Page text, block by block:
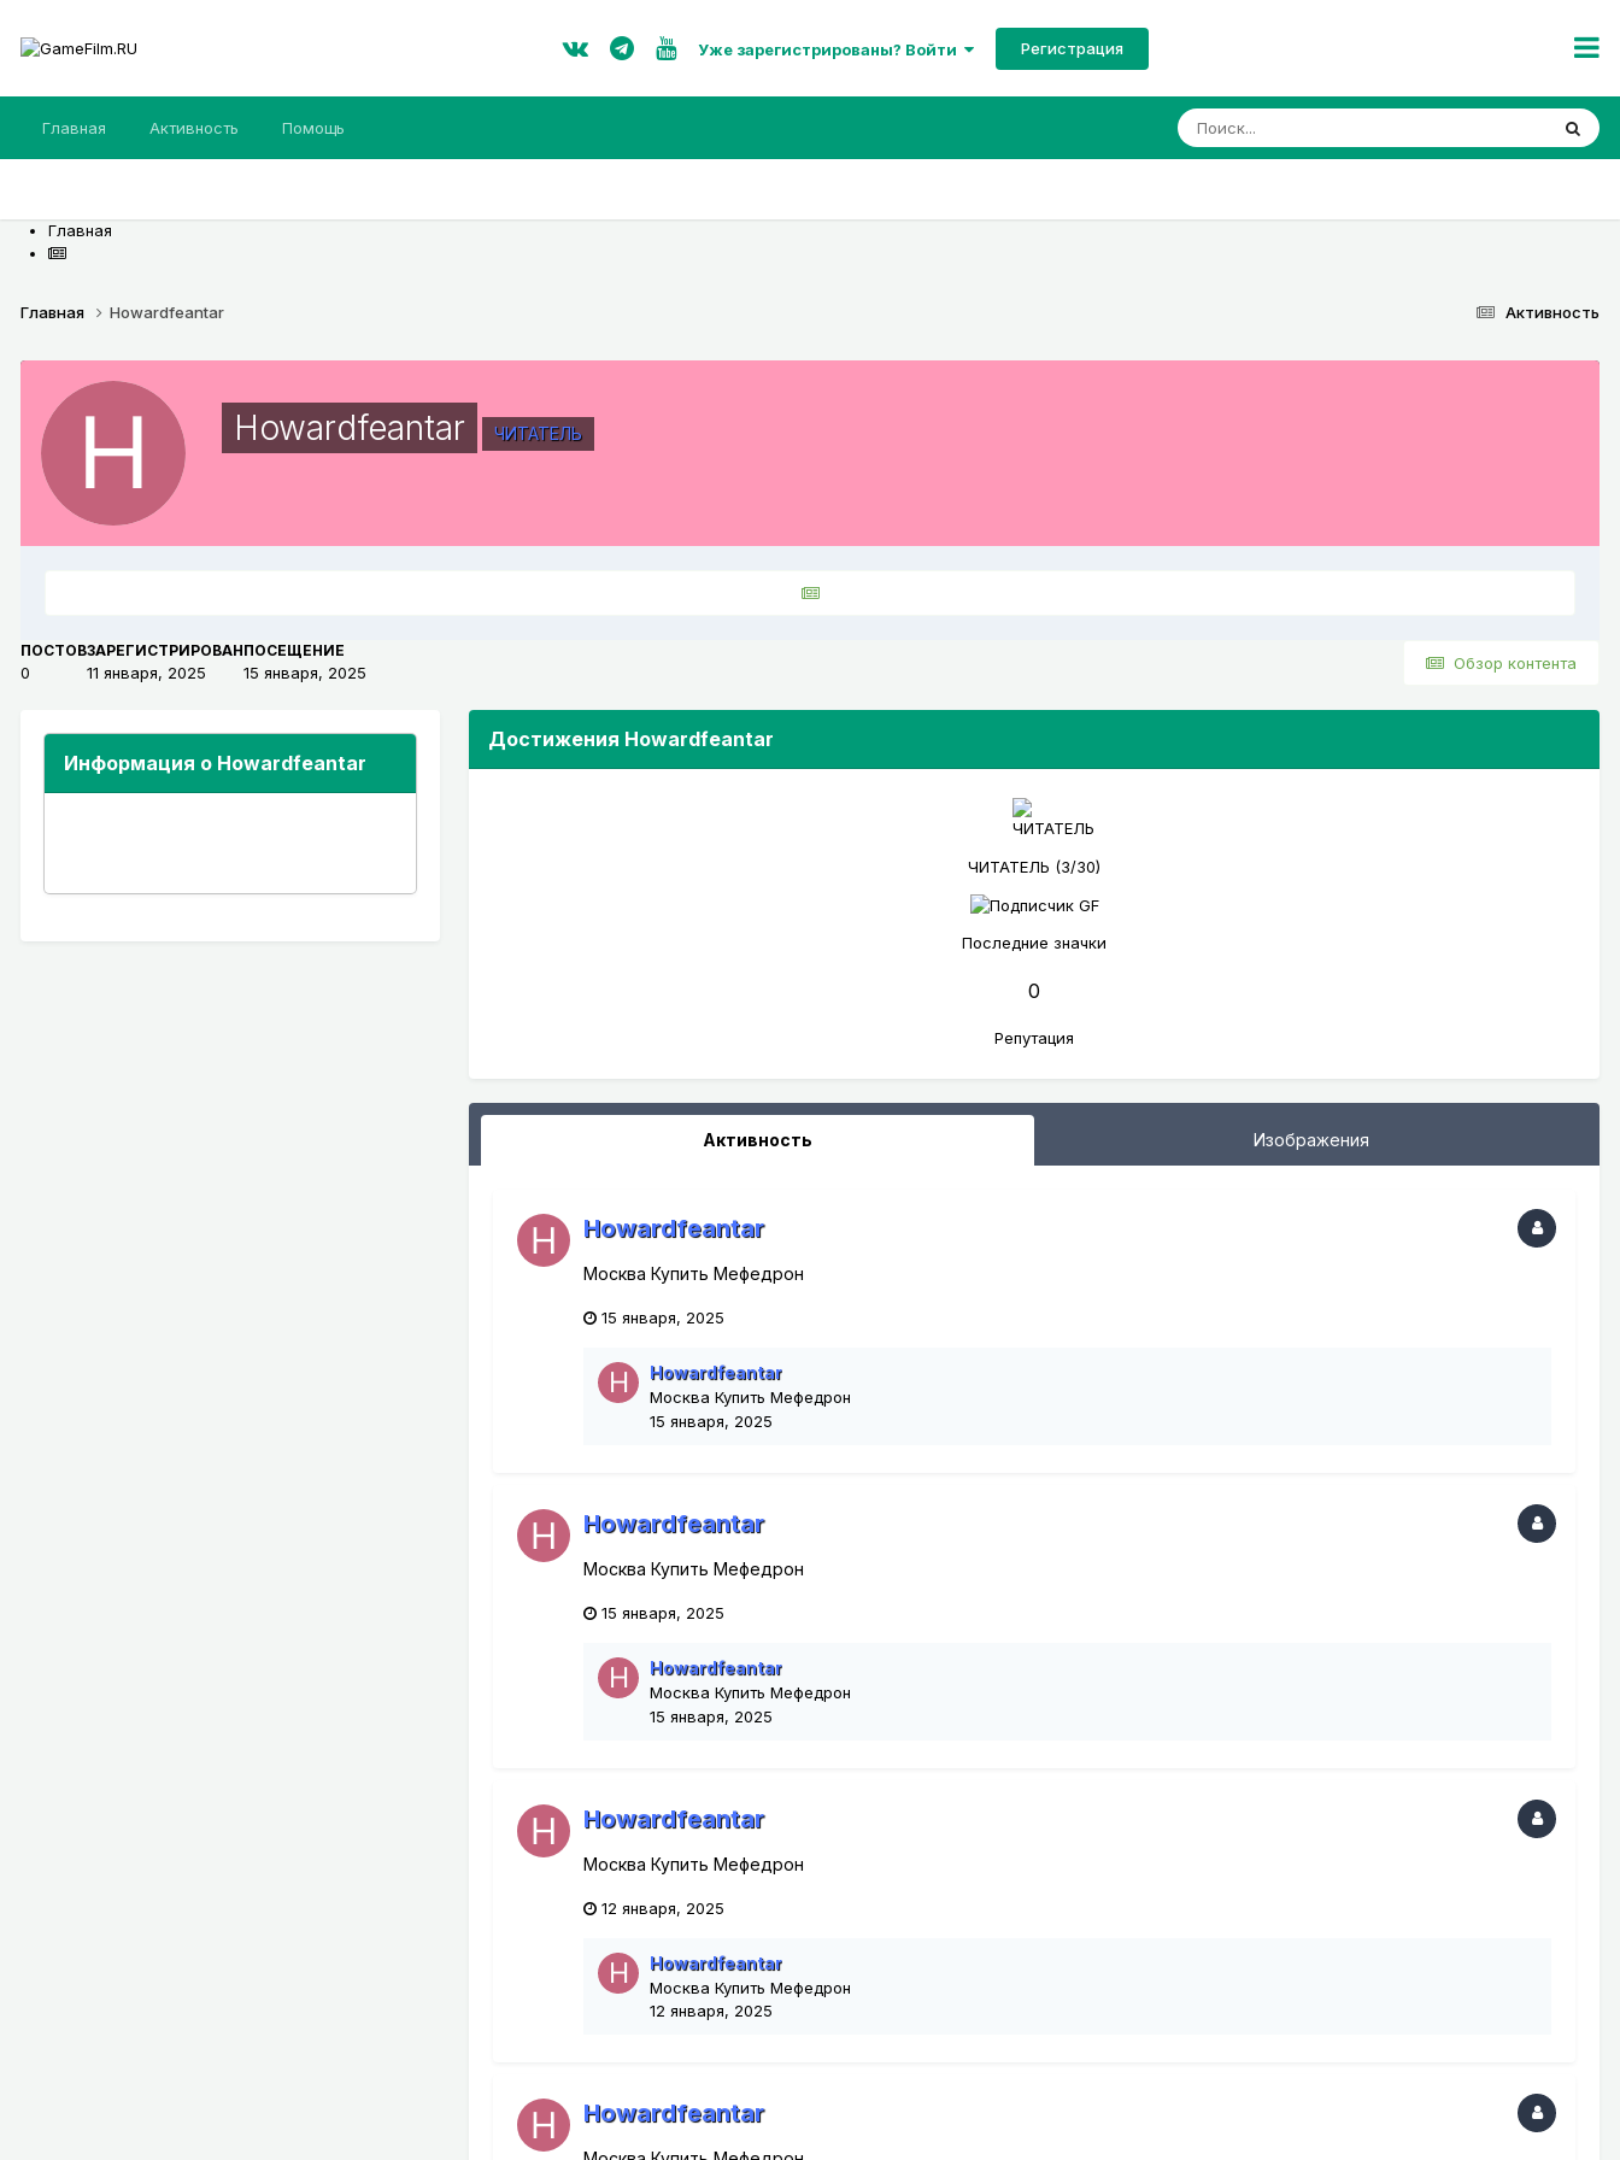
Уже зарегистрированы? Войти Регистрация
Главная Активность Помощь
Главная
Активность
Главная Howardfeantar
Howardfeantar ЧИТАТЕЛЬ
Обзор контента
ПОСТОВ
0
ЗАРЕГИСТРИРОВАН
11 января, 2025
ПОСЕЩЕНИЕ
15 января, 2025
Информация о Howardfeantar
Достижения Howardfeantar
ЧИТАТЕЛЬ (3/30)
Последние значки
0
Репутация
Активность Изображения
Howardfeantar
Москва Купить Мефедрон
15 января, 2025
Howardfeantar
Москва Купить Мефедрон
15 января, 2025
Howardfeantar
Москва Купить Мефедрон
15 января, 2025
Howardfeantar
Москва Купить Мефедрон
15 января, 2025
Howardfeantar
Москва Купить Мефедрон
12 января, 2025
Howardfeantar
Москва Купить Мефедрон
12 января, 2025
Howardfeantar